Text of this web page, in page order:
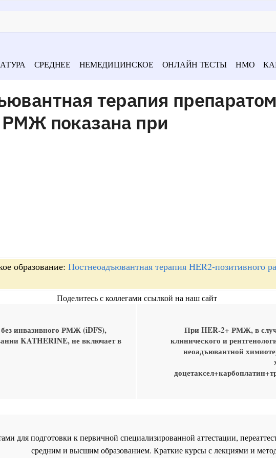
СРЕДНЕЕ НЕМЕДИЦИНСКОЕ ОНЛАЙН ТЕСТЫ НМО
терапия
РМЖ показана при
образование: Постнеоадъювантная терапия HER2-позитивного
Поделитесь с коллегами ссылкой на наш сайт
инвазивного РМЖ (iDFS),
KATHERINE, не включает в
При HER-2+ РМЖ, в
клинического и
неоадъювантной
для подготовки к первичной специализированной аттестации,
средним и высшим образованием. Краткие курсы с лекциями и